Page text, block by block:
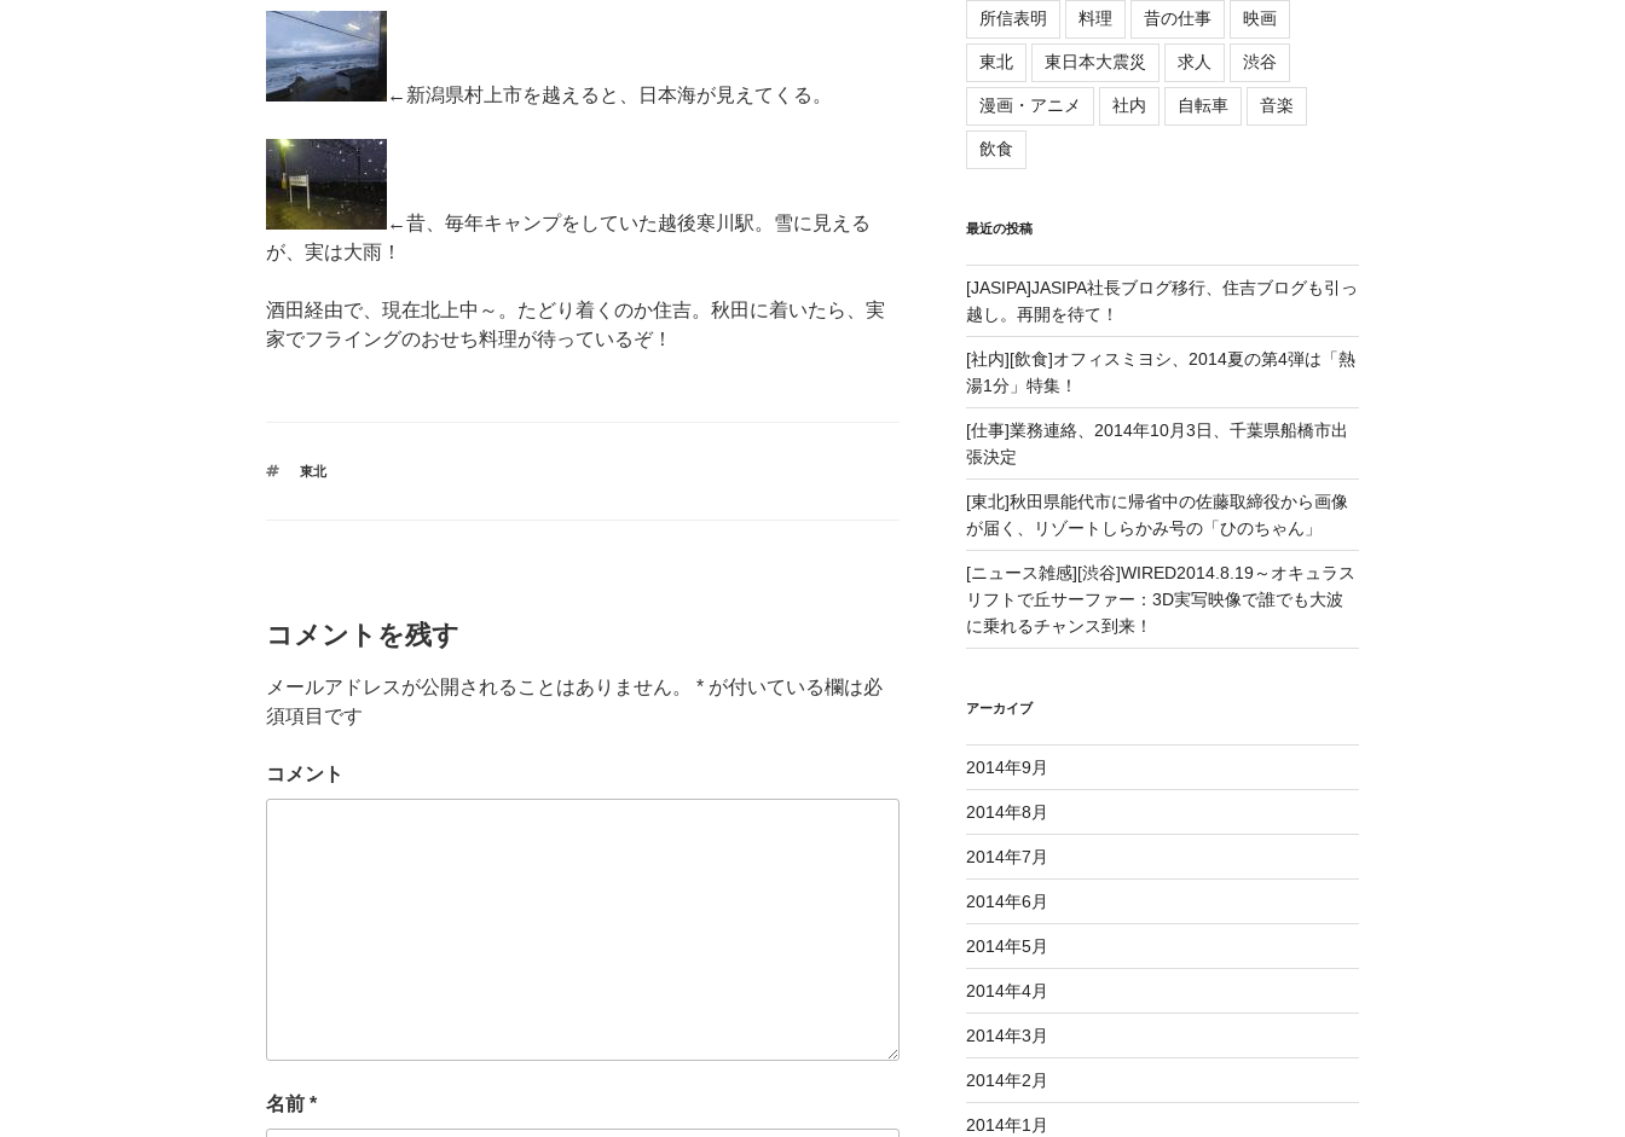
←新潟県村上市を越えると、日本海が見えてくる。
←昔、毎年キャンプをしていた越後寒川駅。雪に見える
が、実は大雨！
酒田経由で、現在北上中～。たどり着くのか住吉。秋田に着いたら、実
家でフライングのおせち料理が待っているぞ！
タ
東北
コメントを残す
メールアドレスが公開されることはありません。 * が付いている欄は必
須項目です
コメント
名前 *
所信表明 料理 昔の仕事 映画
東北 東日本大震災 求人 渋谷
漫画・アニメ 社内 自転車 音楽
飲食
最近の投稿
[JASIPA]JASIPA社長ブログ移行、住吉ブログも引っ
越し。再開を待て！
[社内][飲食]オフィスミヨシ、2014夏の第4弾は「熱
湯1分」特集！
[仕事]業務連絡、2014年10月3日、千葉県船橋市出
張決定
[東北]秋田県能代市に帰省中の佐藤取締役から画像
が届く、リゾートしらかみ号の「ひのちゃん」
[ニュース雑感][渋谷]WIRED2014.8.19～オキュラス
リフトで丘サーファー：3D実写映像で誰でも大波
に乗れるチャンス到来！
アーカイブ
2014年9月
2014年8月
2014年7月
2014年6月
2014年5月
2014年4月
2014年3月
2014年2月
2014年1月